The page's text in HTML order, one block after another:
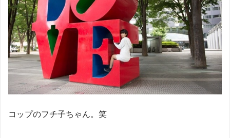
コップのフチ子ちゃん。笑